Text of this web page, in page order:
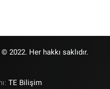
2022. Her hakkı saklıdır.
TE Bilişim